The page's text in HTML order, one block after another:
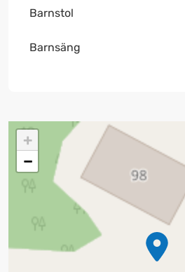
Barnstol
Barnsäng
+
−